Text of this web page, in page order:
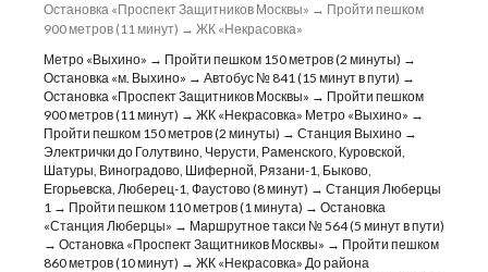
Остановка «Проспект Защитников Москвы» → Пройти пешком
900 метров (11 минут) → ЖК «Некрасовка»
Метро «Выхино» → Пройти пешком 150 метров (2 минуты) →
Остановка «м. Выхино» → Автобус № 841 (15 минут в пути) →
Остановка «Проспект Защитников Москвы» → Пройти пешком
900 метров (11 минут) → ЖК «Некрасовка» Метро «Выхино» →
Пройти пешком 150 метров (2 минуты) → Станция Выхино →
Электрички до Голутвино, Черусти, Раменского, Куровской,
Шатуры, Виноградово, Шиферной, Рязани-1, Быково,
Егорьевска, Люберец-1, Фаустово (8 минут) → Станция Люберцы
1 → Пройти пешком 110 метров (1 минута) → Остановка
«Станция Люберцы» → Маршрутное такси № 564 (5 минут в пути)
→ Остановка «Проспект Защитников Москвы» → Пройти пешком
860 метров (10 минут) → ЖК «Некрасовка» До района